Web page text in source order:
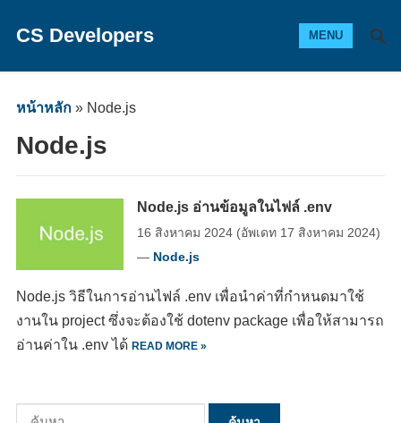
CS Developers MENU
หน้าหลัก» Node.js
Node.js
Node.js อ่านข้อมูลในไฟล์ .env
16 สิงหาคม 2024(อัพเดท 17 สิงหาคม 2024)
— Node.js
Node.js วิธีในการอ่านไฟล์ .env เพื่อนำค่าที่กำหนดมาใช้
งานใน project ซึ่งจะต้องใช้ dotenv package เพื่อให้สามารถ
อ่านค่าใน .env ได้ READ MORE »